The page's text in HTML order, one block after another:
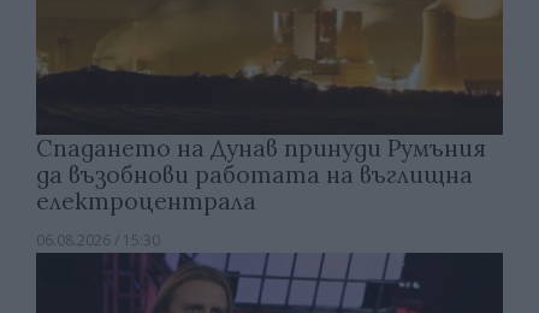
Спадането на Дунав принуди Румъния
да възобнови работата на въглищна
електроцентрала
06.08.2026 / 15:30